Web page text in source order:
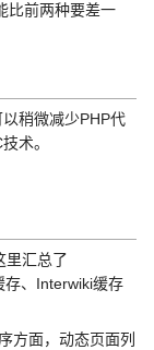
比前两种要差一
稍微减少PHP代
术。
里汇总了
存、Interwiki缓存
面，动态页面列